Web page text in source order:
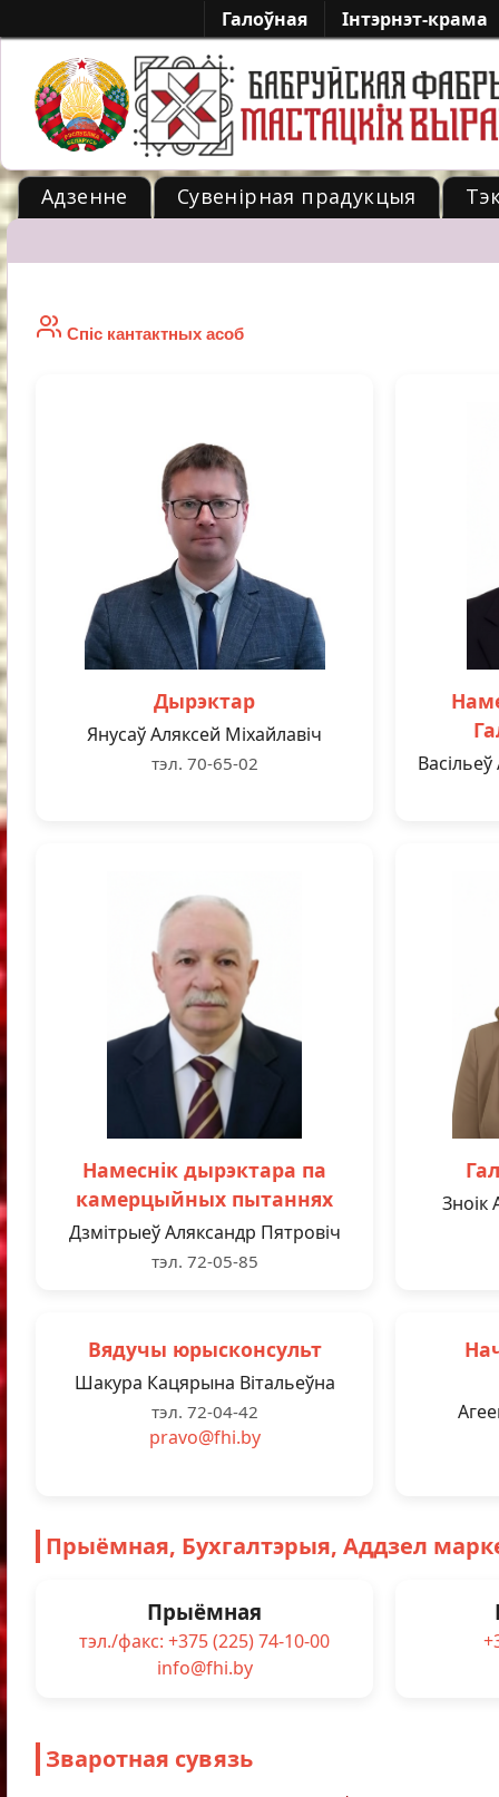
Галоўная Iнтэрнэт-крама
Адзенне Сувенірная прадукцыя
Спіс кантактных асоб
Дырэктар
Янусаў Аляксей Міхайлавіч
тэл. 70-65-02
Намеснік дырэктара па
камерцыйных пытаннях
Дзмітрыеў Аляксандр Пятровіч
тэл. 72-05-85
Зноік
Вядучы юрысконсульт
Шакура Кацярына Вітальеўна
тэл. 72-04-42
pravo@fhi.by
Прыёмная, Бухгалтэрыя, Аддзел
Прыёмная
тэл./факс: +375 (225) 74-10-00
info@fhi.by
Зваротная сувязь